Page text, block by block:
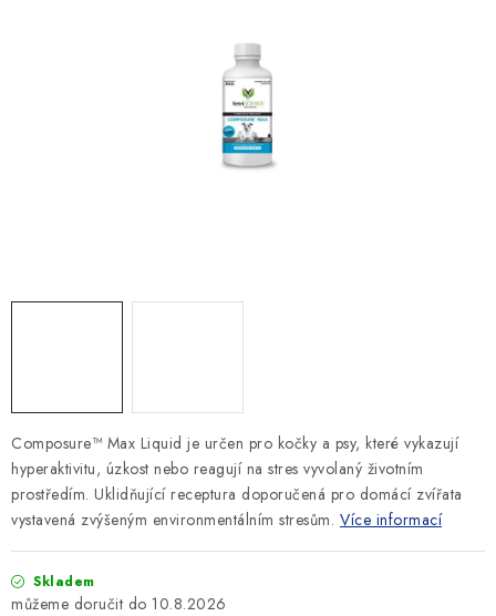
KRÁLÍCI/HLODAVCI/PTÁCI
Podmínky ochrany osobních údajů
Composure™ Max Liquid je určen pro kočky a psy, které vykazují
hyperaktivitu, úzkost nebo reagují na stres vyvolaný životním
prostředím. Uklidňující receptura doporučená pro domácí zvířata
vystavená zvýšeným environmentálním stresům. Více informací
Skladem
10.8.2026